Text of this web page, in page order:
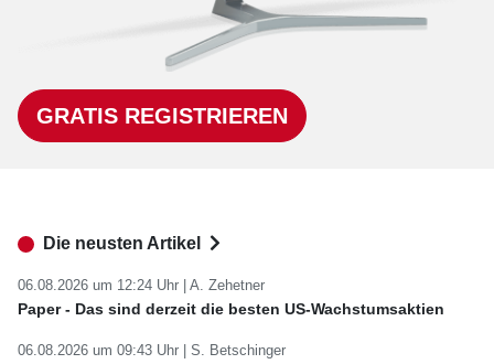
GRATIS REGISTRIEREN
Die neusten Artikel
06.08.2026 um 12:24 Uhr | A. Zehetner
Paper - Das sind derzeit die besten US-Wachstumsaktien
06.08.2026 um 09:43 Uhr | S. Betschinger